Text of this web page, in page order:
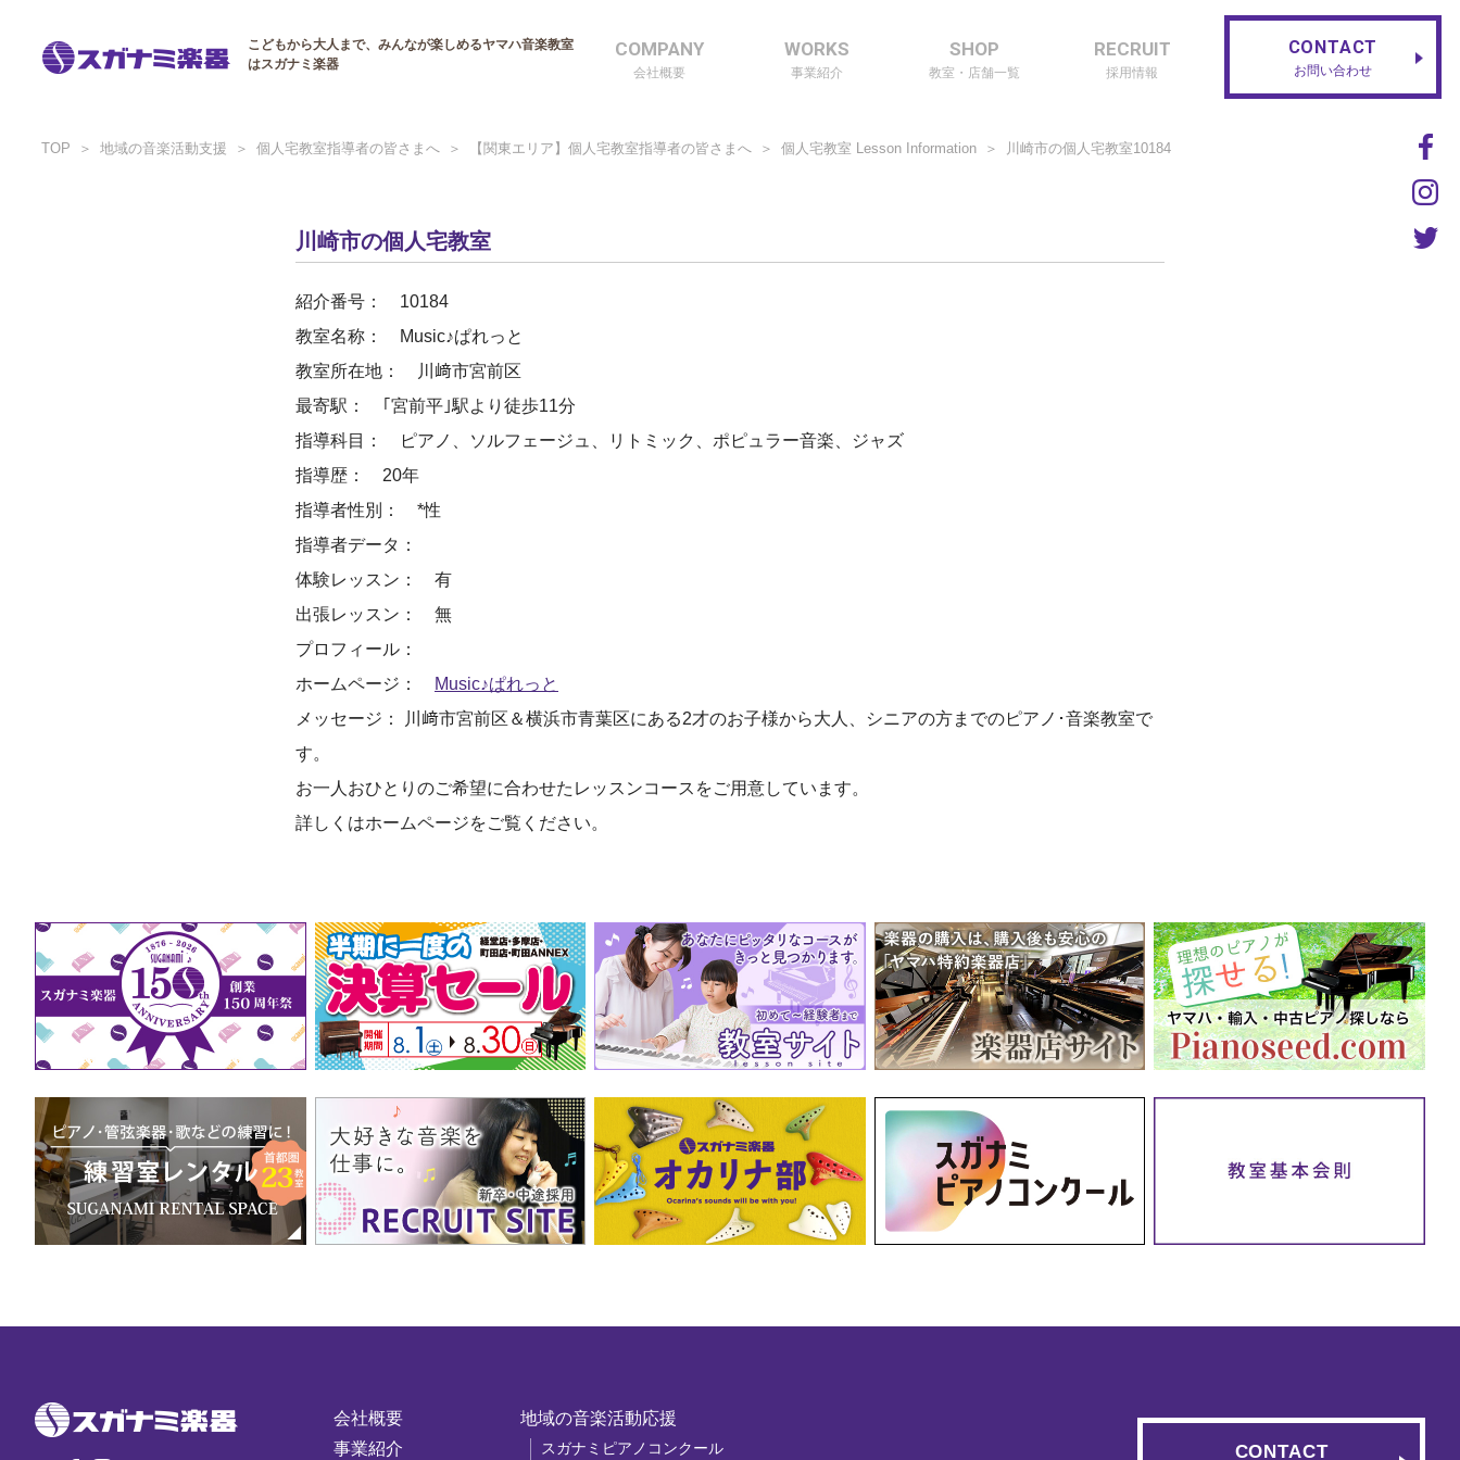
こどもから大人まで、みんなが楽しめるヤマハ音楽教室
はスガナミ楽器
COMPANY
会社概要
WORKS
事業紹介
SHOP
教室・店舗一覧
RECRUIT
採用情報
CONTACT
お問い合わせ
TOP 地域の音楽活動支援 個人宅教室指導者の皆さまへ 【関東エリア】個人宅教室指導者の皆さまへ 個人宅教室 Lesson Information 川崎市の個人宅教室10184
川崎市の個人宅教室
紹介番号： 10184
教室名称： Music♪ぱれっと
教室所在地： 川﨑市宮前区
最寄駅： ｢宮前平｣駅より徒歩11分
指導科目： ピアノ、ソルフェージュ、リトミック、ポピュラー音楽、ジャズ
指導歴： 20年
指導者性別： *性
指導者データ：
体験レッスン： 有
出張レッスン： 無
プロフィール：
ホームページ：
Music♪ぱれっと
メッセージ： 川﨑市宮前区＆横浜市青葉区にある2才のお子様から大人、シニアの方までのピアノ･音楽教室で
す。
お一人おひとりのご希望に合わせたレッスンコースをご用意しています。
詳しくはホームページをご覧ください。
会社概要
事業紹介
地域の音楽活動応援
スガナミピアノコンクール CONTACT